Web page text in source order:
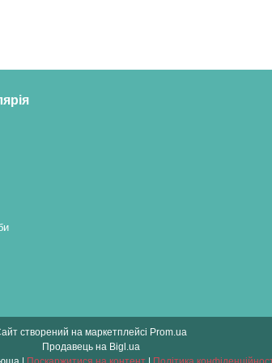
створений на маркетплейсі Prom.ua
Продавець на Bigl.ua